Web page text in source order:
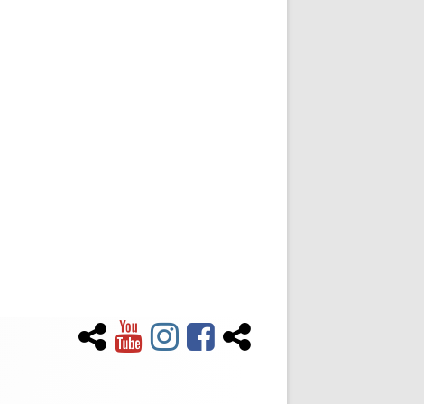
NewsletterYouTubeInstagramFacebookTiktok